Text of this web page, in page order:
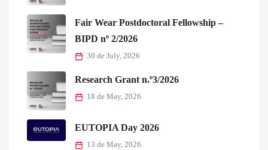
Fair Wear Postdoctoral Fellowship –
BIPD nº 2/2026
30 de July, 2026
Research Grant n.º3/2026
18 de May, 2026
EUTOPIA Day 2026
13 de May, 2026